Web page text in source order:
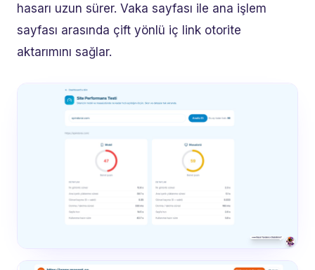
hasarı uzun sürer. Vaka sayfası ile ana işlem
sayfası arasında çift yönlü iç link otorite
aktarımını sağlar.